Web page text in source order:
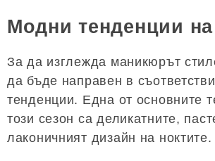
Модни тенденции на
За да изглежда маникюрът
да бъде направен в
тенденции. Една от основните
този сезон са деликатните,
лаконичният дизайн на ноктите.